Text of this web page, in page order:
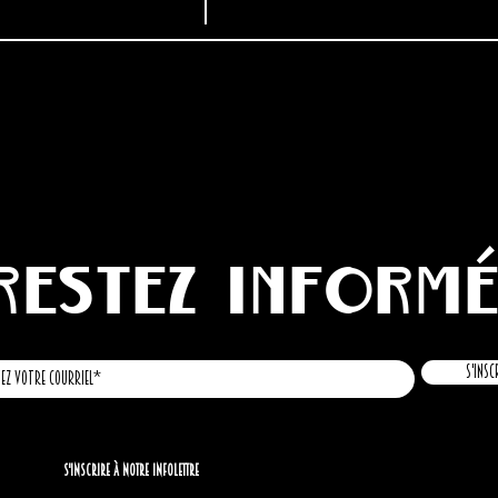
informé
S'inscrire à notre infolettre